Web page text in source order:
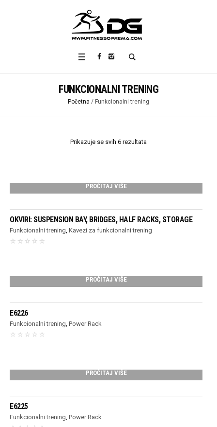
FUNKCIONALNI TRENING
Početna / Funkcionalni trening
Prikazuje se svih 6 rezultata
PROČITAJ VIŠE
OKVIRI: SUSPENSION BAY, BRIDGES, HALF RACKS, STORAGE
Funkcionalni trening ,Kavezi za funkcionalni trening
PROČITAJ VIŠE
E6226
Funkcionalni trening ,Power Rack
PROČITAJ VIŠE
E6225
Funkcionalni trening ,Power Rack